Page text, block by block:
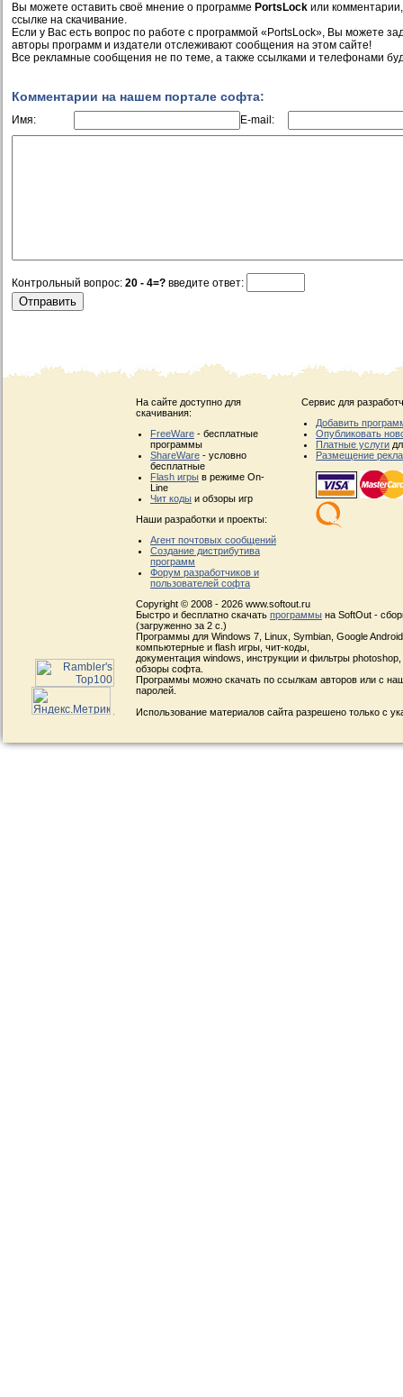
Вы можете оставить своё мнение о программе PortsLock или
ссылке на скачивание.
Если у Вас есть вопрос по работе с программой «PortsLock», Вы можете
авторы программ и издатели отслеживают сообщения на этом сайте!
Все рекламные сообщения не по теме, а также ссылками и телефонами
Комментарии на нашем портале софта:
Имя: E-mail:
Контрольный вопрос: 20 - 4=? введите ответ:
На сайте доступно для
скачивания:
FreeWare - бесплатные
программы
ShareWare - условно
бесплатные
Flash игры в режиме On-
Line
Чит коды и обзоры игр
Наши разработки и проекты:
Агент почтовых сообщений
Создание дистрибутива
программ
Форум разработчиков и
пользователей софта
Сервис для
Добавить
Опубликовать
Платные услуги
Размещение
Copyright © 2008 - 2026 www.softout.ru
Быстро и бесплатно скачать программы на SoftOut -
(загруженно за 2 с.)
Программы для Windows 7, Linux, Symbian, Google
компьютерные и flash игры, чит-коды,
документация windows, инструкции и фильтры
обзоры софта.
Программы можно скачать по ссылкам авторов или с
паролей.
Использование материалов сайта разрешено только с